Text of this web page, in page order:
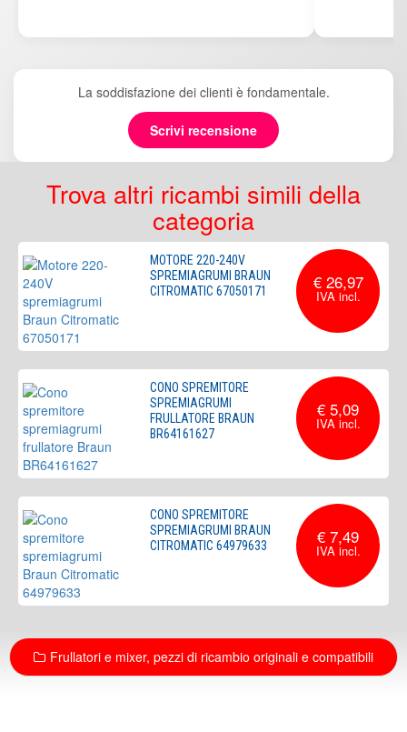
La soddisfazione dei clienti è fondamentale.
Scrivi recensione
Trova altri ricambi simili della
categoria
MOTORE 220-240V
SPREMIAGRUMI BRAUN
CITROMATIC 67050171
€ 26,97
CONO SPREMITORE
SPREMIAGRUMI
FRULLATORE BRAUN
BR64161627
€ 5,09
CONO SPREMITORE
SPREMIAGRUMI BRAUN
CITROMATIC 64979633
€ 7,49
Frullatori e mixer, pezzi di ricambio originali e compatibili